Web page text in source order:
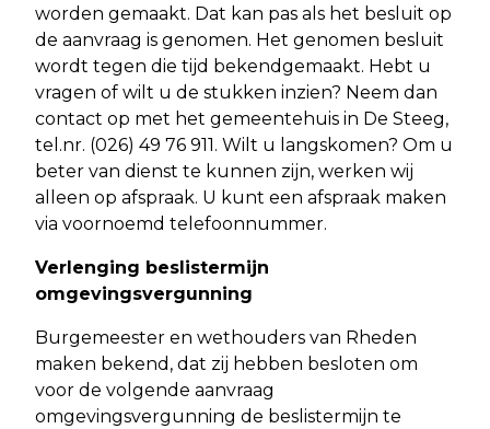
worden gemaakt. Dat kan pas als het besluit op
de aanvraag is genomen. Het genomen besluit
wordt tegen die tijd bekendgemaakt. Hebt u
vragen of wilt u de stukken inzien? Neem dan
contact op met het gemeentehuis in De Steeg,
tel.nr. (026) 49 76 911. Wilt u langskomen? Om u
beter van dienst te kunnen zijn, werken wij
alleen op afspraak. U kunt een afspraak maken
via voornoemd telefoonnummer.
Verlenging beslistermijn
omgevingsvergunning
Burgemeester en wethouders van Rheden
maken bekend, dat zij hebben besloten om
voor de volgende aanvraag
omgevingsvergunning de beslistermijn te